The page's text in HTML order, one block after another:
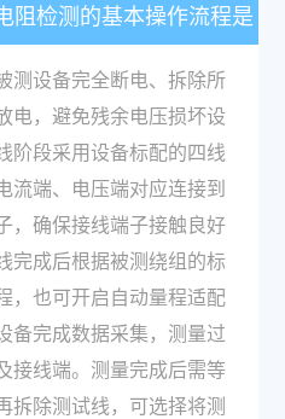
阻检测的基本操作流程是
测设备完全断电、拆除所
电，避免残余电压损坏设
阶段采用设备标配的四线
流端、电压端对应连接到
，确保接线端子接触良好
完成后根据被测绕组的标
，也可开启自动量程适配
备完成数据采集，测量过
接线端。测量完成后需等
拆除测试线，可选择将测